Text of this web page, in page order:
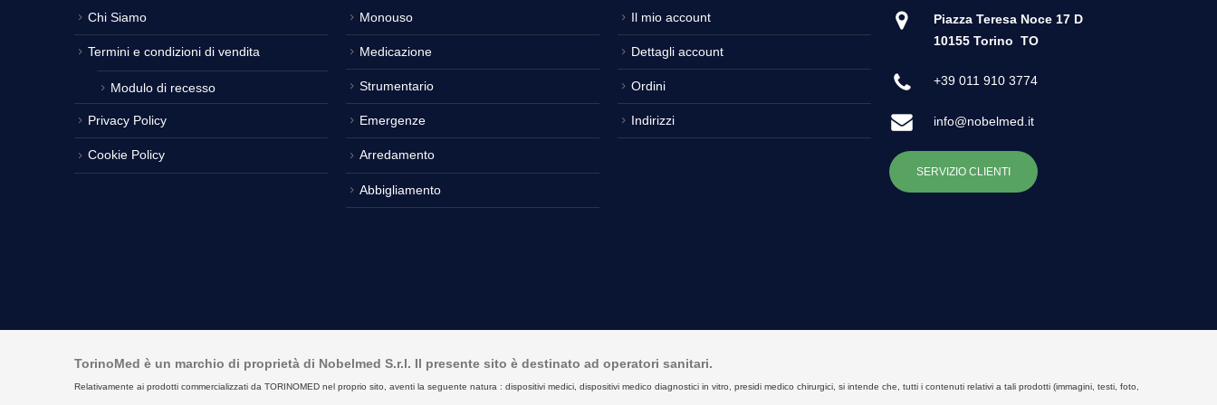
Chi Siamo
Termini e condizioni di vendita
Modulo di recesso
Privacy Policy
Cookie Policy
Monouso
Medicazione
Strumentario
Emergenze
Arredamento
Abbigliamento
Il mio account
Dettagli account
Ordini
Indirizzi
Piazza Teresa Noce 17 D
10155 Torino TO
+39 011 910 3774
info@nobelmed.it
SERVIZIO CLIENTI
TorinoMed è un marchio di proprietà di Nobelmed S.r.l. Il presente sito è destinato ad operatori sanitari.
Relativamente ai prodotti commercializzati da TORINOMED nel proprio sito, aventi la seguente natura : dispositivi medici, dispositivi medico diagnostici in vitro, presidi medico chirurgici, si intende che, tutti i contenuti relativi a tali prodotti (immagini, testi, foto,